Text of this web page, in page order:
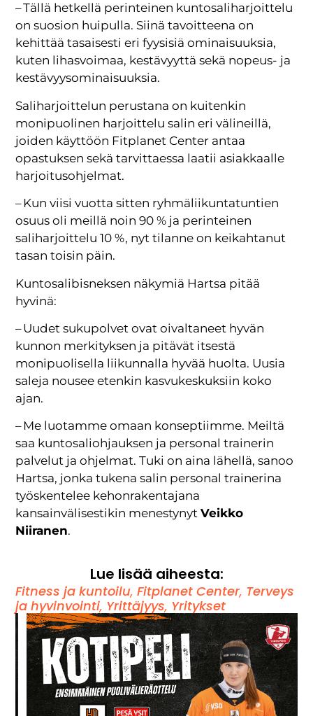
– Tällä hetkellä perinteinen kuntosaliharjoittelu
on suosion huipulla. Siinä tavoitteena on
kehittää tasaisesti eri fyysisiä ominaisuuksia,
kuten lihasvoimaa, kestävyyttä sekä nopeus- ja
kestävyysominaisuuksia.
Saliharjoittelun perustana on kuitenkin
monipuolinen harjoittelu salin eri välineillä,
joiden käyttöön Fitplanet Center antaa
opastuksen sekä tarvittaessa laatii asiakkaalle
harjoitusohjelmat.
– Kun viisi vuotta sitten ryhmäliikuntatuntien
osuus oli meillä noin 90 % ja perinteinen
saliharjoittelu 10 %, nyt tilanne on keikahtanut
tasan toisin päin.
Kuntosalibisneksen näkymiä Hartsa pitää
hyvinä:
– Uudet sukupolvet ovat oivaltaneet hyvän
kunnon merkityksen ja pitävät itsestä
monipuolisella liikunnalla hyvää huolta. Uusia
saleja nousee etenkin kasvukeskuksiin koko
ajan.
– Me luotamme omaan konseptiimme. Meiltä
saa kuntosaliohjauksen ja personal trainerin
palvelut ja ohjelmat. Tuki on aina lähellä, sanoo
Hartsa, jonka tukena salin personal trainerina
työskentelee kehonrakentajana
kansainvälisestikin menestynytVeikko
Niiranen.
Lue lisää aiheesta:
Fitness ja kuntoilu,Fitplanet Center, Terveys
ja hyvinvointi, Yrittäjyys, Yritykset